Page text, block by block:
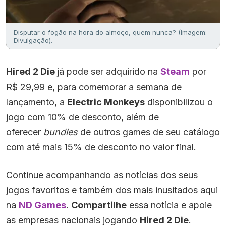
Disputar o fogão na hora do almoço, quem nunca? (Imagem:
Divulgação).
Hired 2 Die já pode ser adquirido na Steam por
R$ 29,99 e, para comemorar a semana de
lançamento, a Electric Monkeys disponibilizou o
jogo com 10% de desconto, além de
oferecer bundlesde outros games de seu catálogo
com até mais 15% de desconto no valor final.
Continue acompanhando as notícias dos seus
jogos favoritos e também dos mais inusitados aqui
na ND Games. Compartilhe essa notícia e apoie
as empresas nacionais jogando Hired 2 Die.